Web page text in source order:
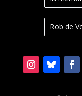
Rob de